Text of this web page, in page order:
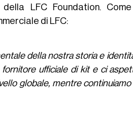
LFC Foundation.
di LFC:
della nostra storia e
ufficiale di kit e ci
globale, mentre